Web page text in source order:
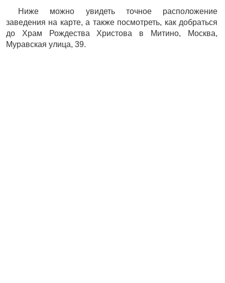
Ниже можно увидеть точное расположение
заведения на карте, а также посмотреть, как добраться
до Храм Рождества Христова в Митино, Москва,
Муравская улица, 39.